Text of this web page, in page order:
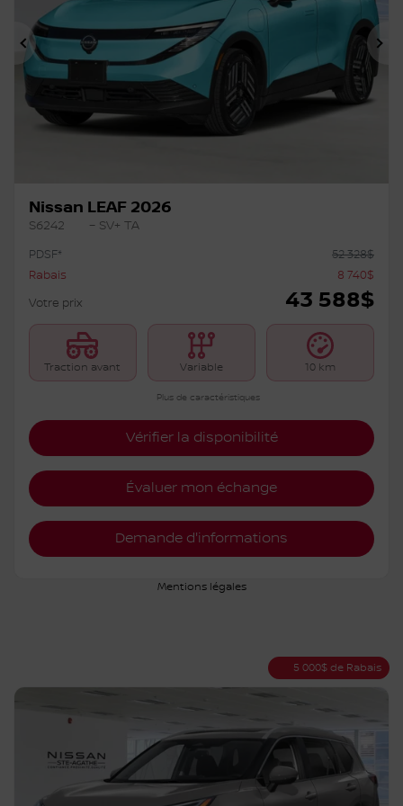
Précédent
Nissan LEAF 2026
S6242
– SV+ TA
PDSF*
52 328$
Rabais
8 740$
Votre prix
43 588$
Traction avant Variable 10 km
Plus de caractéristiques
Vérifier la disponibilité
Évaluer mon échange
Demande d'informations
Mentions légales
5 000$ de Rabais